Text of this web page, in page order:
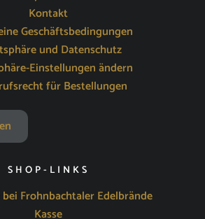
Kontakt
Geschäftsbedingungen
und Datenschutz
Einstellungen ändern
für Bestellungen
SHOP-LINKS
Frohnbachtaler Edelbrände
Kasse